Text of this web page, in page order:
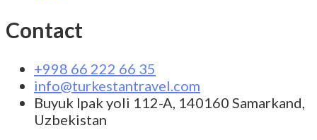
Contact
+998 66 222 66 35
info@turkestantravel.com
Buyuk Ipak yoli 112-A, 140160 Samarkand,
Uzbekistan